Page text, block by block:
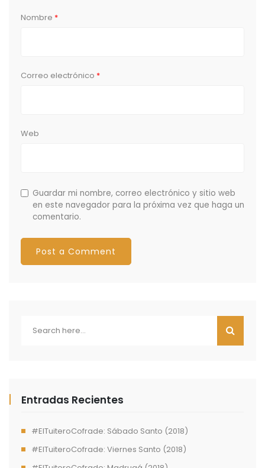
Nombre *
Correo electrónico *
Web
Guardar mi nombre, correo electrónico y sitio web
en este navegador para la próxima vez que haga un
comentario.
Entradas Recientes
#ElTuiteroCofrade: Sábado Santo (2018)
#ElTuiteroCofrade: Viernes Santo (2018)